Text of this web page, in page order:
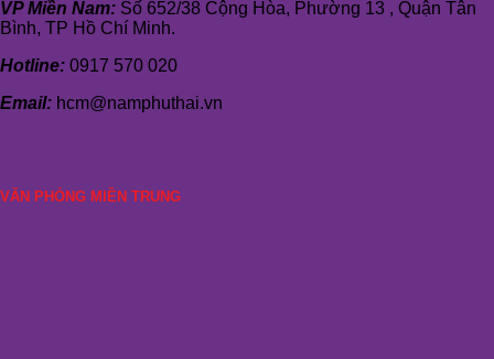
VP Miền Nam: Số 652/38 Cộng Hòa, Phường 13 , Quận Tân
Bình, TP Hồ Chí Minh.
Hotline: 0917 570 020
Email: hcm@namphuthai.vn
VĂN PHÒNG MIỀN TRUNG